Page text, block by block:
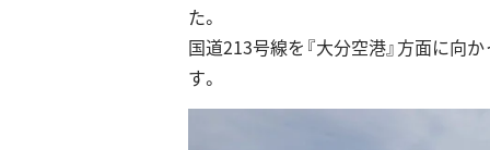
た。
国道213号線を『大分空港』方面に向
す。